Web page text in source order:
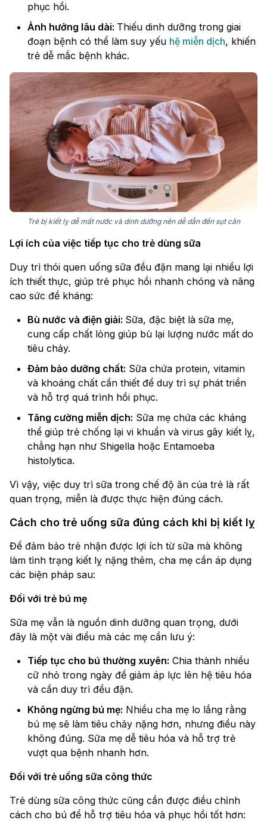
phục hồi.
Ảnh hưởng lâu dài: Thiếu dinh dưỡng trong giai
đoạn bệnh có thể làm suy yếu hệ miễn dịch, khiến
trẻ dễ mắc bệnh khác.
Trẻ bị kiết lỵ dễ mất nước và dinh dưỡng nên dễ dẫn đến sụt cân
Lợi ích của việc tiếp tục cho trẻ dùng sữa
Duy trì thói quen uống sữa đều đặn mang lại nhiều lợi
ích thiết thực, giúp trẻ phục hồi nhanh chóng và nâng
cao sức đề kháng:
Bù nước và điện giải: Sữa, đặc biệt là sữa mẹ,
cung cấp chất lỏng giúp bù lại lượng nước mất do
tiêu chảy.
Đảm bảo dưỡng chất: Sữa chứa protein, vitamin
và khoáng chất cần thiết để duy trì sự phát triển
và hỗ trợ quá trình hồi phục.
Tăng cường miễn dịch: Sữa mẹ chứa các kháng
thể giúp trẻ chống lại vi khuẩn và virus gây kiết lỵ,
chẳng hạn như Shigella hoặc Entamoeba
histolytica.
Vì vậy, việc duy trì sữa trong chế độ ăn của trẻ là rất
quan trọng, miễn là được thực hiện đúng cách.
Cách cho trẻ uống sữa đúng cách khi bị kiết lỵ
Để đảm bảo trẻ nhận được lợi ích từ sữa mà không
làm tình trạng kiết lỵ nặng thêm, cha mẹ cần áp dụng
các biện pháp sau:
Đối với trẻ bú mẹ
Sữa mẹ vẫn là nguồn dinh dưỡng quan trọng, dưới
đây là một vài điều mà các mẹ cần lưu ý:
Tiếp tục cho bú thường xuyên: Chia thành nhiều
cữ nhỏ trong ngày để giảm áp lực lên hệ tiêu hóa
và cần duy trì đều đặn.
Không ngừng bú mẹ: Nhiều cha mẹ lo lắng rằng
bú mẹ sẽ làm tiêu chảy nặng hơn, nhưng điều này
không đúng. Sữa mẹ dễ tiêu hóa và hỗ trợ trẻ
vượt qua bệnh nhanh hơn.
Đối với trẻ uống sữa công thức
Trẻ dùng sữa công thức cũng cần được điều chỉnh
cách cho bú để hỗ trợ tiêu hóa và phục hồi tốt hơn: